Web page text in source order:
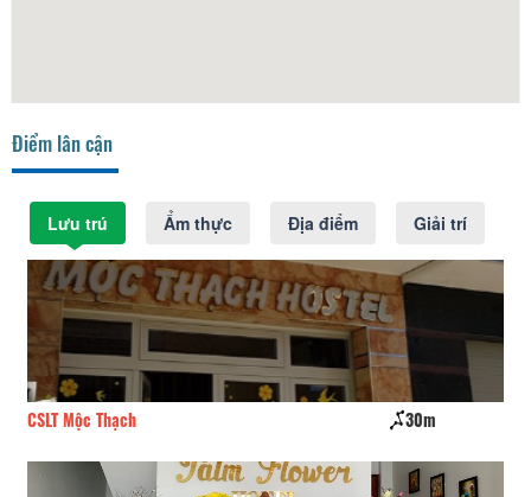
Điểm lân cận
Lưu trú Ẩm thực Địa điểm Giải trí
CSLT Mộc Thạch 30m